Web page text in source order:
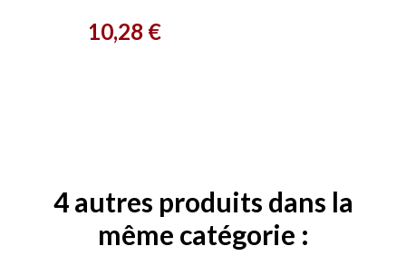
Prix
10,28 €
4 autres produits dans la
même catégorie :